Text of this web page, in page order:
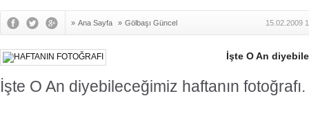
TÜRKİYE
SPOR
Mikail
İNCEK
» Ana Sayfa » Gölbaşı Güncel 15.02.2009
İşte O An
İşte O An diyebileceğimiz haftanın fotoğrafı.